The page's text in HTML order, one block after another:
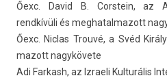
Őexc. David B. Cor­stein, az
rendkívüli és meg­hatal­mazott
Őexc. Nic­las Trouvé, a Svéd
mazott nagykövete
Adi Far­kash, az Iz­raeli Kul­turális